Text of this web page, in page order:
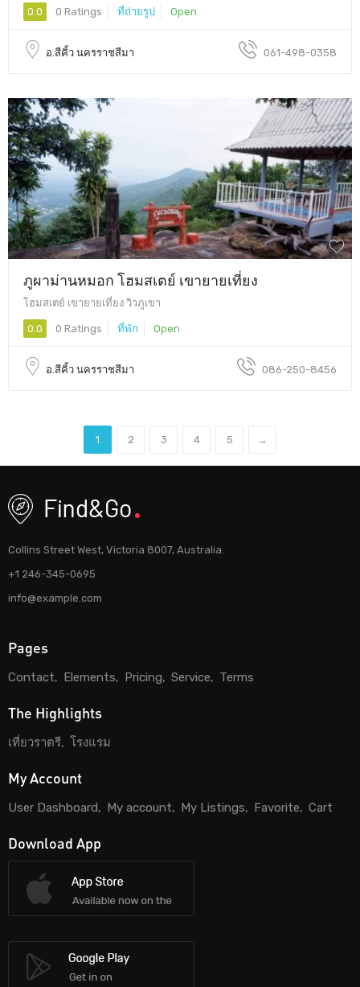
0.0 0 Ratings ที่ถ่ายรูป Open
อ.สีคิ้ว นครราชสีมา 061-498-0358
ภูผาม่านหมอก โฮมสเตย์ เขายายเที่ยง
โฮมสเตย์ เขายายเที่ยง วิวภูเขา
0.0 0 Ratings ที่พัก Open
อ.สีคิ้ว นครราชสีมา 086-250-8456
1 2 3 4 5 →
Collins Street West, Victoria 8007, Australia.
+1 246-345-0695
info@example.com
Pages
Contact Elements Pricing Service Terms
The Highlights
เที่ยวราตรี โรงแรม
My Account
User Dashboard My account My Listings Favorite Cart
Download App